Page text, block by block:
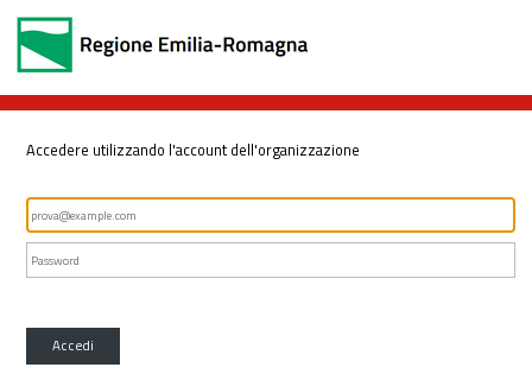
Accedere utilizzando l'account dell'organizzazione
Accedi